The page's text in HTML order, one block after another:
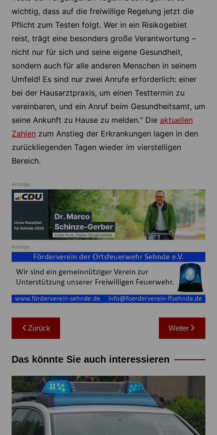
wichtig, dass auf die freiwillige Regelung jetzt die
Pflicht zum Testen folgt. Wer in ein Risikogebiet
reist, trägt eine besonders große Verantwortung –
nicht nur für sich und seine eigene Gesundheit,
sondern auch für alle anderen Menschen in seinem
Umfeld! Es sind nur zwei Anrufe erforderlich: einer
bei der Hausarztpraxis, um einen Testtermin zu
vereinbaren, und ein Anruf beim Gesundheitsamt, um
seine Ankunft zu Hause zu melden.“ Die aktuellen
Zahlen zum Anstieg der Erkrankungen lagen in den
zurückliegenden Tagen wieder im vierstelligen
Bereich.
Anzeige
Anzeige
Beitragsnavigation
Zurück Weiter
Das könnte Sie auch interessieren